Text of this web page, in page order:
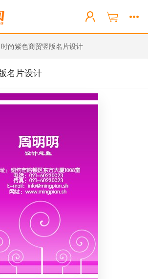
时尚紫色商贸竖版名片设计
名片设计